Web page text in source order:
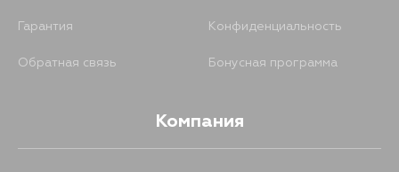
Гарантия Конфиденциальность
Обратная связь Бонусная программа
Компания